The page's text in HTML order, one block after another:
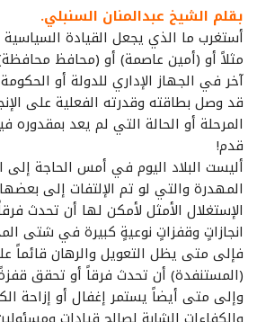
بقلم الشيخ عبدالمنان السنبلي.
أستغرب ما الذي يجعل القيادة السياسية
مثلاً أو (أمين عاصمة) أو (محافظ
آخر في الجهاز الإداري للدولة أو
قد وصل بطاقته وقدرته الفعلية على
المرحلة أو الحالة التي لم يعد بمقدوره
قدم!
أليست البلاد اليوم في أمس الحاجة
المهدرة والتي لو تم الإلتفات إلى
الإستغلال الأمثل لأمكن لها أن تحدث
انجازاتٍ وقفزاتٍ نوعيةٍ كبيرة في شتى
فإلى متى يظل التعويل والرهان قائماً
(المستنفدة) أن تحدث فرقاً أو تحقق قفزةً
وإلى متى أيضاً يستمر إغفال أو إزاحة